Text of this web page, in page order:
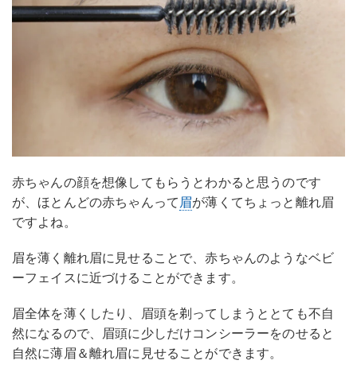
赤ちゃんの顔を想像してもらうとわかると思うのです
が、ほとんどの赤ちゃんって眉が薄くてちょっと離れ眉
ですよね。
眉を薄く離れ眉に見せることで、赤ちゃんのようなベビ
ーフェイスに近づけることができます。
眉全体を薄くしたり、眉頭を剃ってしまうととても不自
然になるので、眉頭に少しだけコンシーラーをのせると
自然に薄眉＆離れ眉に見せることができます。